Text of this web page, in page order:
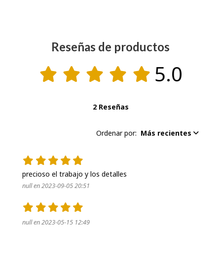
Reseñas de productos
5.0
2 Reseñas
Ordenar por: Más recientes
precioso el trabajo y los detalles
null en 2023-09-05 20:51
null en 2023-05-15 12:49